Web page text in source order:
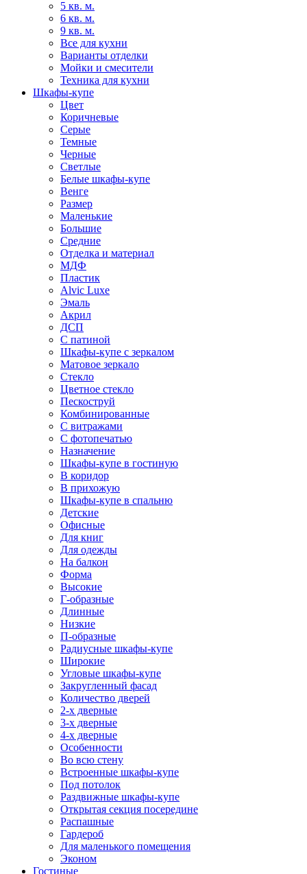
5 кв. м.
6 кв. м.
9 кв. м.
Все для кухни
Варианты отделки
Мойки и смесители
Техника для кухни
Шкафы-купе
Цвет
Коричневые
Серые
Темные
Черные
Светлые
Белые шкафы-купе
Венге
Размер
Маленькие
Большие
Средние
Отделка и материал
МДФ
Пластик
Alvic Luxe
Эмаль
Акрил
ДСП
С патиной
Шкафы-купе с зеркалом
Матовое зеркало
Стекло
Цветное стекло
Пескоструй
Комбинированные
С витражами
С фотопечатью
Назначение
Шкафы-купе в гостиную
В коридор
В прихожую
Шкафы-купе в спальню
Детские
Офисные
Для книг
Для одежды
На балкон
Форма
Высокие
Г-образные
Длинные
Низкие
П-образные
Радиусные шкафы-купе
Широкие
Угловые шкафы-купе
Закругленный фасад
Количество дверей
2-х дверные
3-х дверные
4-х дверные
Особенности
Во всю стену
Встроенные шкафы-купе
Под потолок
Раздвижные шкафы-купе
Открытая секция посередине
Распашные
Гардероб
Для маленького помещения
Эконом
Гостиные